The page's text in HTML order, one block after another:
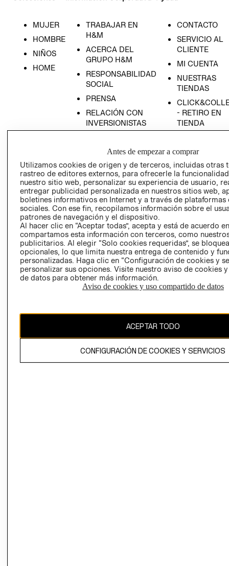
MUJER
HOMBRE
NIÑOS
HOME
TRABAJAR EN
H&M
ACERCA DEL
GRUPO H&M
RESPONSABILIDAD
SOCIAL
PRENSA
RELACIÓN CON
INVERSIONISTAS
EMPRESARIAL
CONTACTO
SERVICIO AL
CLIENTE
MI CUENTA
NUESTRAS
TIENDAS
- RETIRO EN
TIENDA
AVISO DE
PRIVACIDAD
GIFT CARD
AVISO DE
COOKIES
Uruguay ($U)
El contenido de esta página web está protegido por copyright y es
propiedad de H&M Hennes & Mauritz AB.
Antes de empezar a comprar
Utilizamos cookies de origen y de terceros, incluidas otras
rastreo de editores externos, para ofrecerle la
nuestro sitio web, personalizar su experiencia de usuario,
entregar publicidad personalizada en nuestros sitios web,
boletines informativos en Internet y a través de plataformas
sociales. Con ese fin, recopilamos información sobre el
patrones de navegación y el dispositivo.
Al hacer clic en “Aceptar todas”, acepta y está de acuerdo
compartamos esta información con terceros, como
publicitarios. Al elegir “Solo cookies requeridas”, se
opcionales, lo que limita nuestra entrega de contenido y
personalizadas. Haga clic en “Configuración de cookies y
personalizar sus opciones. Visite nuestro aviso de cookies
de datos para obtener más información.
Aviso de cookies y uso compartido de datos
ACEPTAR TODO
CONFIGURACIÓN DE COOKIES Y SERVICIOS